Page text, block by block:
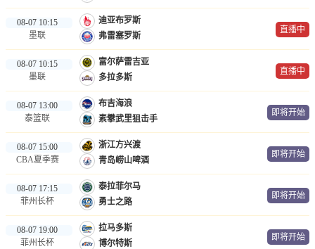
08-07 10:15
墨联
迪亚布罗斯
弗雷塞罗斯
直播中
08-07 10:15
墨联
富尔萨雷吉亚
多拉多斯
直播中
08-07 13:00
泰篮联
布吉海浪
素攀武里狙击手
即将开始
08-07 15:00
CBA夏季赛
浙江方兴渡
青岛崂山啤酒
即将开始
08-07 17:15
菲州长杯
泰拉菲尔马
勇士之路
即将开始
08-07 19:00
菲州长杯
拉马多斯
博尔特斯
即将开始